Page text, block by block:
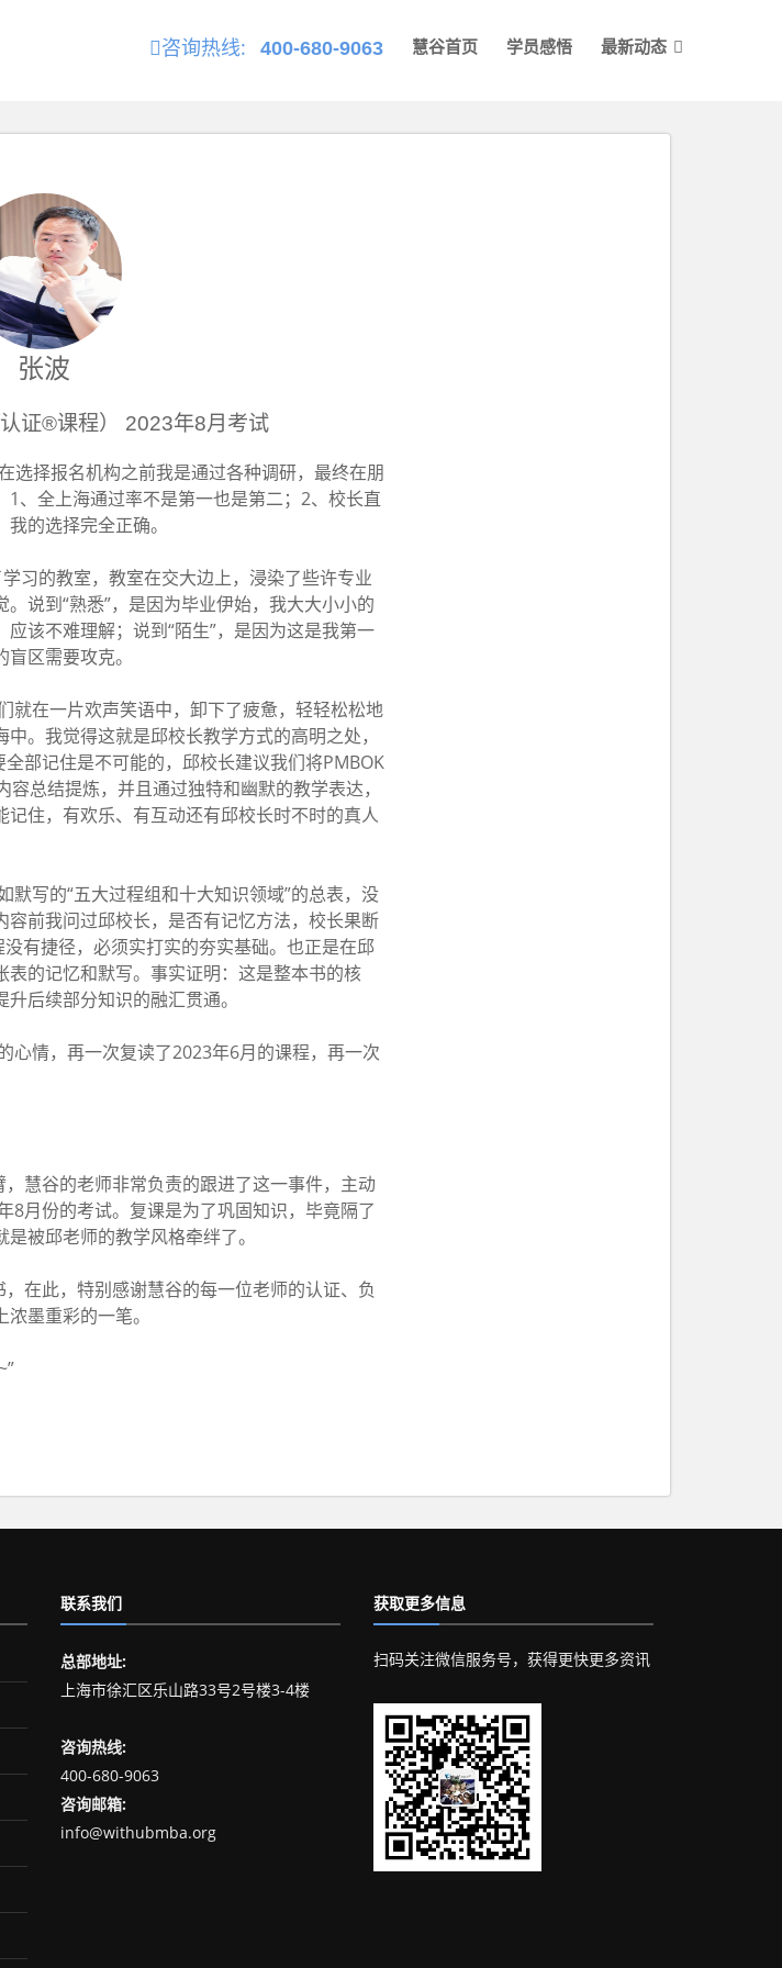
咨询热线: 400-680-9063 慧谷首页 学员感悟 最新动态
张波
证®课程） 2023年8月考试
择报名机构之前我是通过各种调研，最终在朋
、全上海通过率不是第一也是第二；2、校长直
的选择完全正确。
习的教室，教室在交大边上，浸染了些许专业
说到“熟悉”，是因为毕业伊始，我大大小小的
该不难理解；说到“陌生”，是因为这是我第一
区需要攻克。
就在一片欢声笑语中，卸下了疲惫，轻轻松松地
。我觉得这就是邱校长教学方式的高明之处，
部记住是不可能的，邱校长建议我们将PMBOK
总结提炼，并且通过独特和幽默的教学表达，
住，有欢乐、有互动还有邱校长时不时的真人
写的“五大过程组和十大知识领域”的总表，没
前我问过邱校长，是否有记忆方法，校长果断
有捷径，必须实打实的夯实基础。也正是在邱
的记忆和默写。事实证明：这是整本书的核
后续部分知识的融汇贯通。
心情，再一次复读了2023年6月的课程，再一次
慧谷的老师非常负责的跟进了这一事件，主动
8月份的考试。复课是为了巩固知识，毕竟隔了
被邱老师的教学风格牵绊了。
在此，特别感谢慧谷的每一位老师的认证、负
墨重彩的一笔。
联系我们
总部地址:
上海市徐汇区乐山路33号2号楼3-4楼
咨询热线:
400-680-9063
咨询邮箱:
info@withubmba.org
获取更多信息
扫码关注微信服务号，获得更快更多资讯